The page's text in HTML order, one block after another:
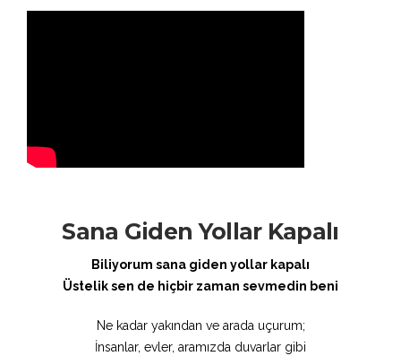
Sana Giden Yollar Kapalı
Biliyorum sana giden yollar kapalı
Üstelik sen de hiçbir zaman sevmedin beni
Ne kadar yakından ve arada uçurum;
İnsanlar, evler, aramızda duvarlar gibi